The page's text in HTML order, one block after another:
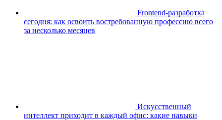
Frontend-разработка
сегодня: как освоить востребованную профессию всего
за несколько месяцев
Искусственный
интеллект приходит в каждый офис: какие навыки